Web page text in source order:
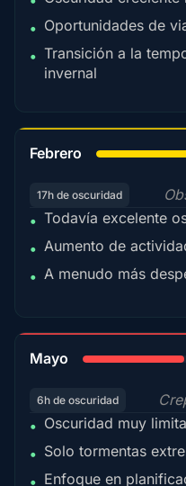
• Oportunidades de
• Transición a la
invernal
Febrero
17h de oscuridad
• Todavía excelente
• Aumento de
• A menudo más
Mayo
6h de oscuridad
• Oscuridad muy
• Solo tormentas
• Enfoque en